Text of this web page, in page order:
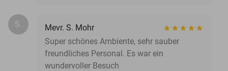
S.
Mevr. S. Mohr
Super schönes Ambiente, sehr sauber
freundliches Personal. Es war ein
wundervoller Besuch